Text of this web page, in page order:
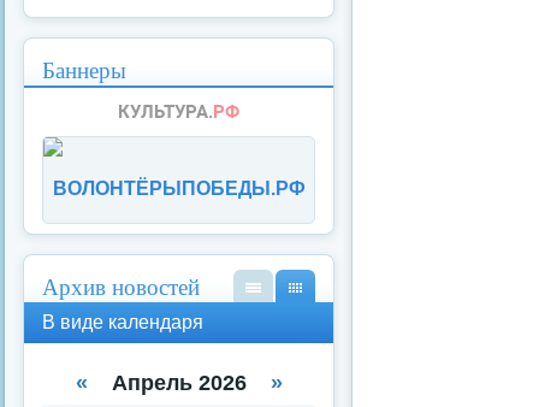
Баннеры
ВОЛОНТЁРЫПОБЕДЫ.РФ
Архив новостей
кал
спи
В виде календаря
« Апрель 2026 »